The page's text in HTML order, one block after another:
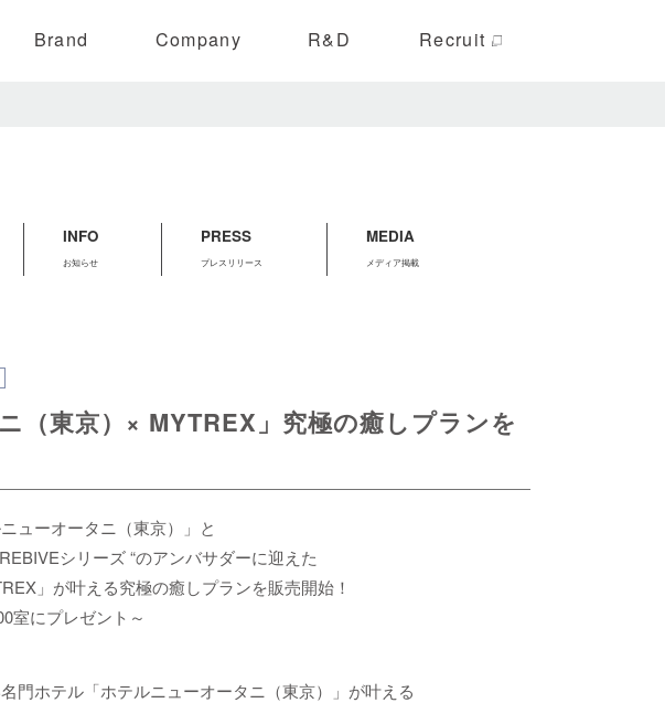
Recruit
R&D
Company
Brand
INFO
お知らせ
PRESS
プレスリリース
MEDIA
メディア掲載
（東京）× MYTREX」究極の癒しプランを
ューオータニ（東京）」と
シリーズ “のアンバサダーに迎えた
」が叶える究極の癒しプランを販売開始！
室にプレゼント～
門ホテル「ホテルニューオータニ（東京）」が叶える